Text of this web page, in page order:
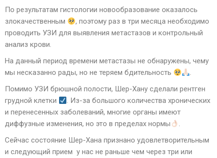
По результатам гистологии новообразование оказалось
злокачественным
, поэтому раз в три месяца необходимо
проводить УЗИ для выявления метастазов и контрольный
анализ крови.
На данный период времени метастазы не обнаружены, чему
мы несказанно рады, но не теряем бдительность
.
Помимо УЗИ брюшной полости, Шер-Хану сделали рентген
грудной клетки
. Из-за большого количества хронических
и перенесенных заболеваний, многие органы имеют
диффузные изменения, но это в пределах нормы
.
Сейчас состояние Шер-Хана признано удовлетворительным
и следующий прием у нас не раньше чем через три или